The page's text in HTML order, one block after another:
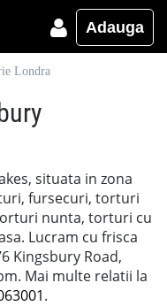
Adauga
Londra
situata in zona
fursecuri, torturi
nunta, torturi cu
Lucram cu frisca
Kingsbury Road,
Mai multe relatii la
.